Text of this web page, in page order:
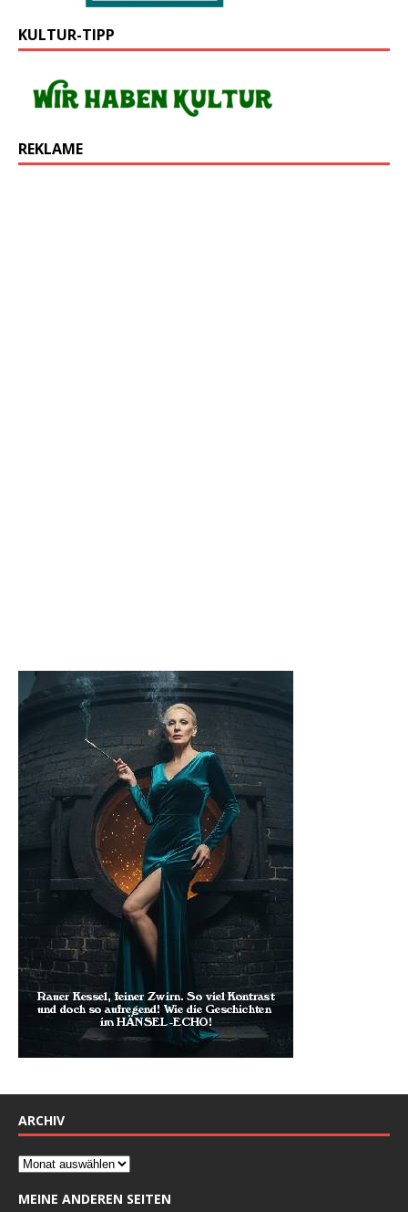
KULTUR-TIPP
REKLAME
ARCHIV
MEINE ANDEREN SEITEN